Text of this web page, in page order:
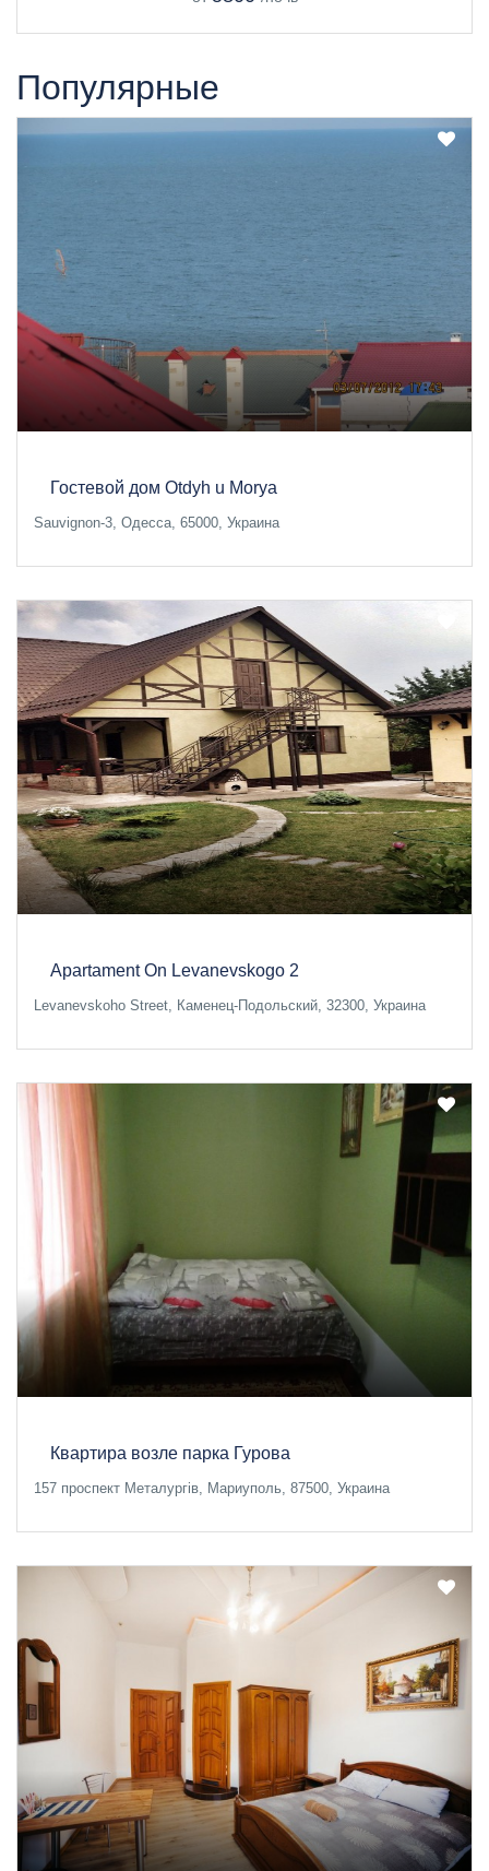
Популярные
Гостевой дом Otdyh u Morya
Sauvignon-3, Одесса, 65000, Украина
Apartament On Levanevskogo 2
Levanevskoho Street, Каменец-Подольский, 32300, Украина
Квартира возле парка Гурова
157 проспект Металургів, Мариуполь, 87500, Украина